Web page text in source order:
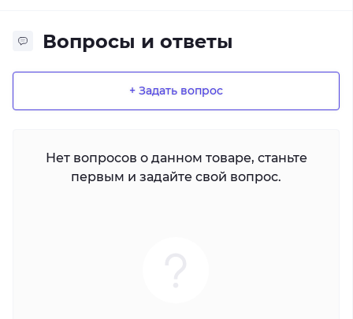
Вопросы и ответы
+ Задать вопрос
Нет вопросов о данном товаре, станьте
первым и задайте свой вопрос.